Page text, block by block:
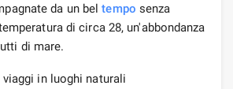
da un beltempo senza
di circa 28, un'abbondanza
di mare.
viaggi in luoghi naturali